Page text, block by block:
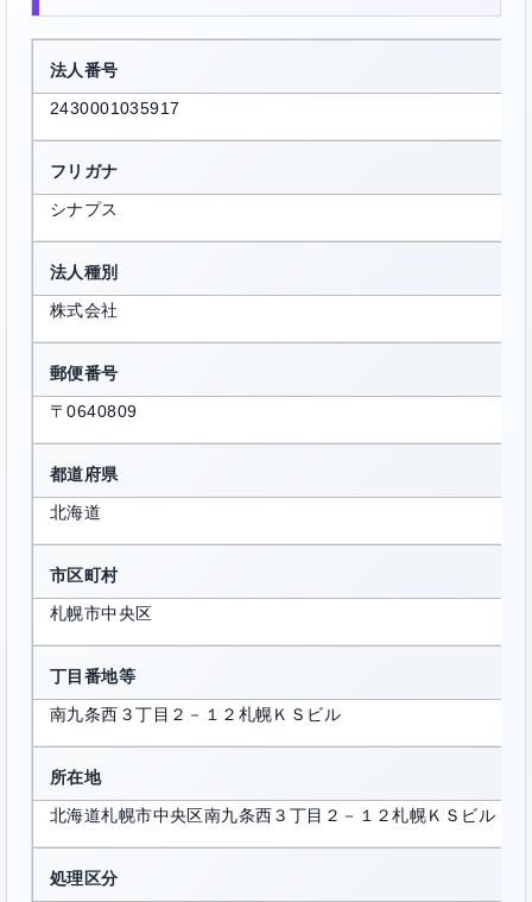
法人番号
2430001035917
フリガナ
シナプス
法人種別
株式会社
郵便番号
〒0640809
都道府県
北海道
市区町村
札幌市中央区
丁目番地等
南九条西３丁目２－１２札幌ＫＳビル
所在地
北海道札幌市中央区南九条西３丁目２－１２札幌ＫＳビル
処理区分